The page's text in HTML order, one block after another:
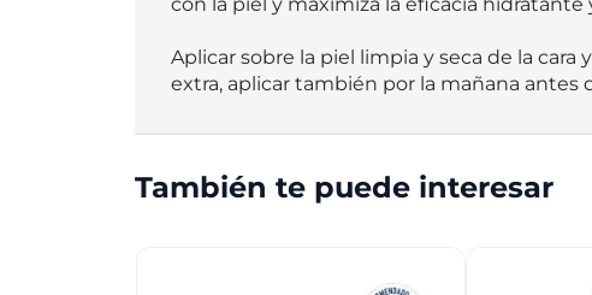
Aplicar sobre la piel limpia y seca de la
extra, aplicar también por la mañana
También te puede interesar